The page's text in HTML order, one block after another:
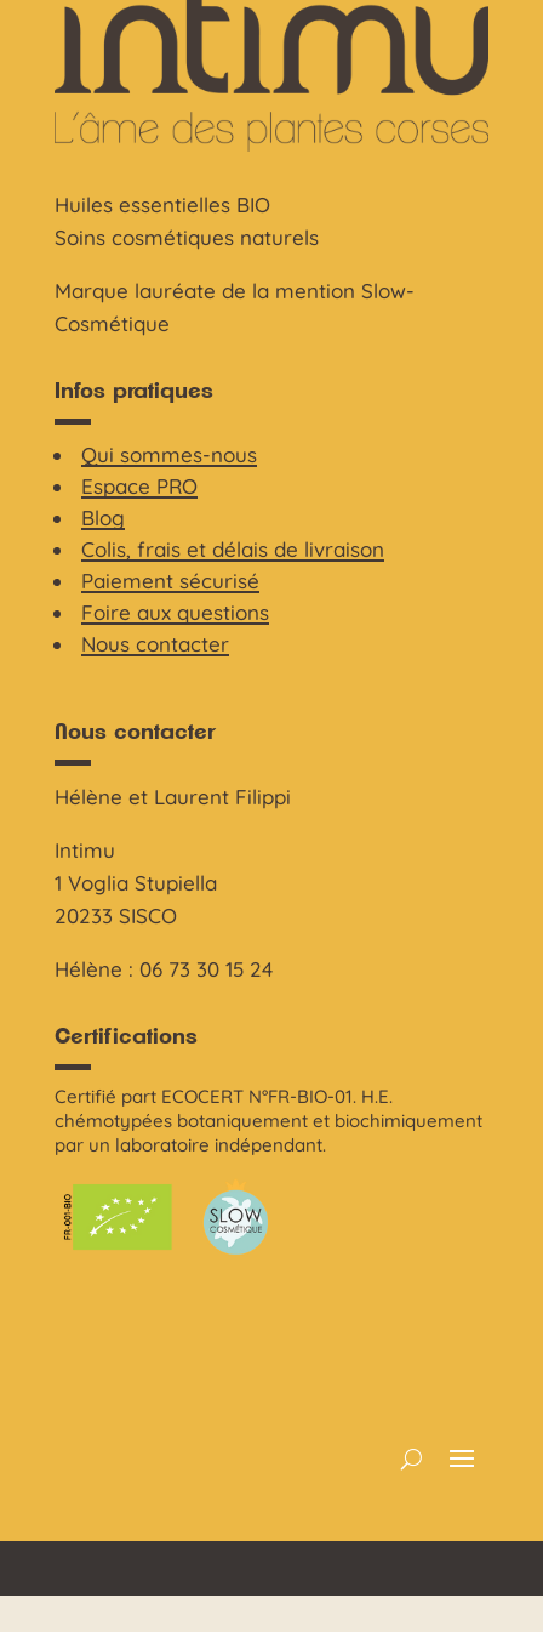
Huiles essentielles BIO
Soins cosmétiques naturels
Marque lauréate de la mention Slow-
Cosmétique
Infos pratiques
Qui sommes-nous
Espace PRO
Blog
Colis, frais et délais de livraison
Paiement sécurisé
Foire aux questions
Nous contacter
Nous contacter
Hélène et Laurent Filippi
Intimu
1 Voglia Stupiella
20233 SISCO
Hélène : 06 73 30 15 24
Certifications
Certifié part ECOCERT N°FR-BIO-01. H.E.
chémotypées botaniquement et biochimiquement
par un laboratoire indépendant.